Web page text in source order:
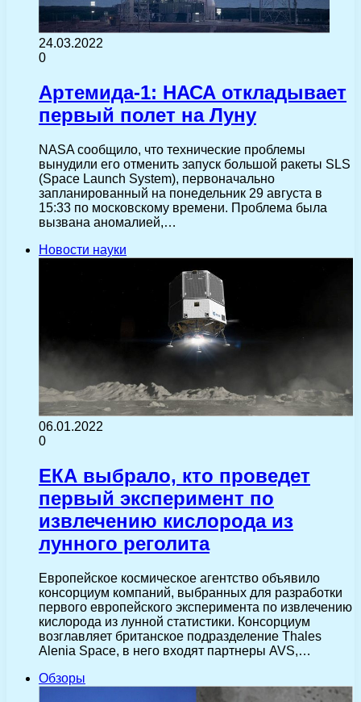
24.03.2022
0
Артемида-1: НАСА откладывает
первый полет на Луну
NASA сообщило, что технические проблемы
вынудили его отменить запуск большой ракеты SLS
(Space Launch System), первоначально
запланированный на понедельник 29 августа в
15:33 по московскому времени. Проблема была
вызвана аномалией,…
Новости науки
06.01.2022
0
ЕКА выбрало, кто проведет
первый эксперимент по
извлечению кислорода из
лунного реголита
Европейское космическое агентство объявило
консорциум компаний, выбранных для разработки
первого европейского эксперимента по извлечению
кислорода из лунной статистики. Консорциум
возглавляет британское подразделение Thales
Alenia Space, в него входят партнеры AVS,…
Обзоры